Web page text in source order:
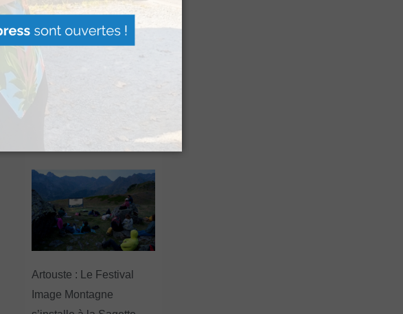
offert par Version
Voyages pour les grands
Artouste : Le Festival
Image Montagne